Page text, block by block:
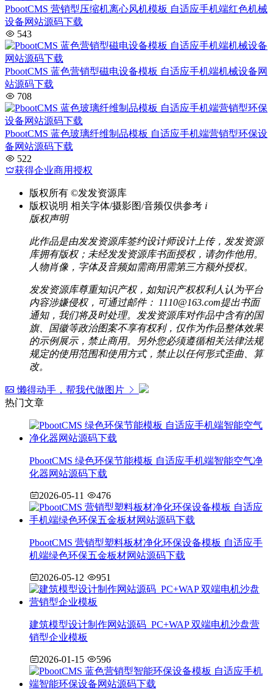
PbootCMS 营销型压缩机离心风机模板 自适应手机端红色机械
设备网站源码下载
543
PbootCMS 蓝色营销型磁电设备模板 自适应手机端机械设备网
站源码下载
708
PbootCMS 蓝色玻璃纤维制品模板 自适应手机端营销型环保设
备网站源码下载
522
获得企业商用授权
版权所有 ©发发资源库
版权说明 相关字体/摄影图/音频仅供参考 i
版权声明
此作品是由发发资源库签约设计师设计上传，发发资源
库拥有版权；未经发发资源库书面授权，请勿作他用。
人物肖像，字体及音频如需商用需第三方额外授权。
发发资源库尊重知识产权，如知识产权权利人认为平台
内容涉嫌侵权，可通过邮件： 1110@163.com提出书面
通知，我们将及时处理。发发资源库对作品中含有的国
旗、国徽等政治图案不享有权利，仅作为作品整体效果
的示例展示，禁止商用。另外您必须遵循相关法律法规
规定的使用范围和使用方式，禁止以任何形式歪曲、算
改。
懒得动手，帮我代做图片
热门文章
PbootCMS 绿色环保节能模板 自适应手机端智能空气净
化器网站源码下载
2026-05-11 476
PbootCMS 营销型塑料板材净化环保设备模板 自适应手
机端绿色环保五金板材网站源码下载
2026-05-12 951
建筑模型设计制作网站源码_PC+WAP 双端电机沙盘营
销型企业模板
2026-01-15 596